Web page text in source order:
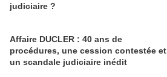
judiciaire ?
Affaire DUCLER : 40 ans de
procédures, une cession contestée et
un scandale judiciaire inédit